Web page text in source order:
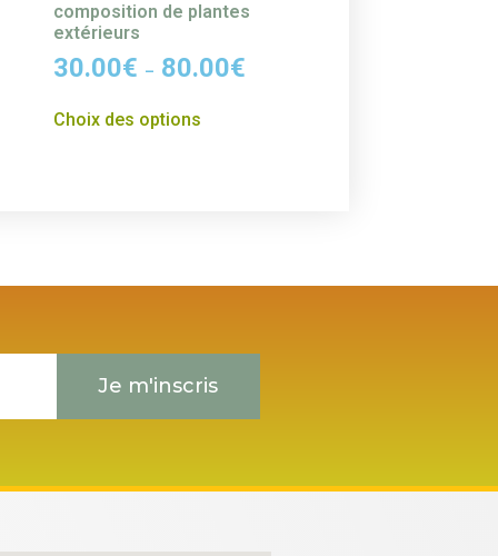
composition de plantes
extérieurs
30.00€ – 80.00€
Choix des options
Je m'inscris